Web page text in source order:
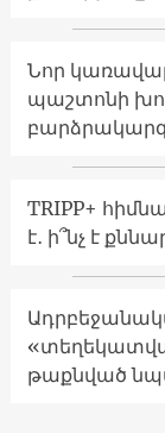
Նոր
պաշտոնի
TRIPP+
է․ ի՞նչ է
թաքնված